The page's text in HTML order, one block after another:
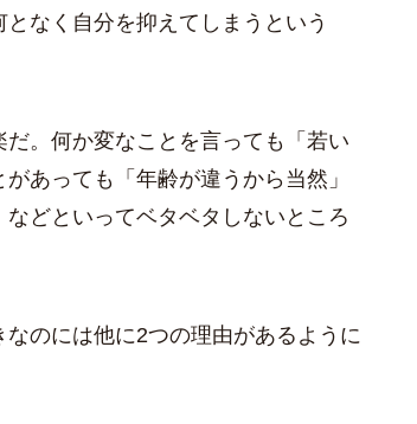
なく自分を抑えてしまうという
。何か変なことを言っても「若い
あっても「年齢が違うから当然」
どといってベタベタしないところ
のには他に2つの理由があるように